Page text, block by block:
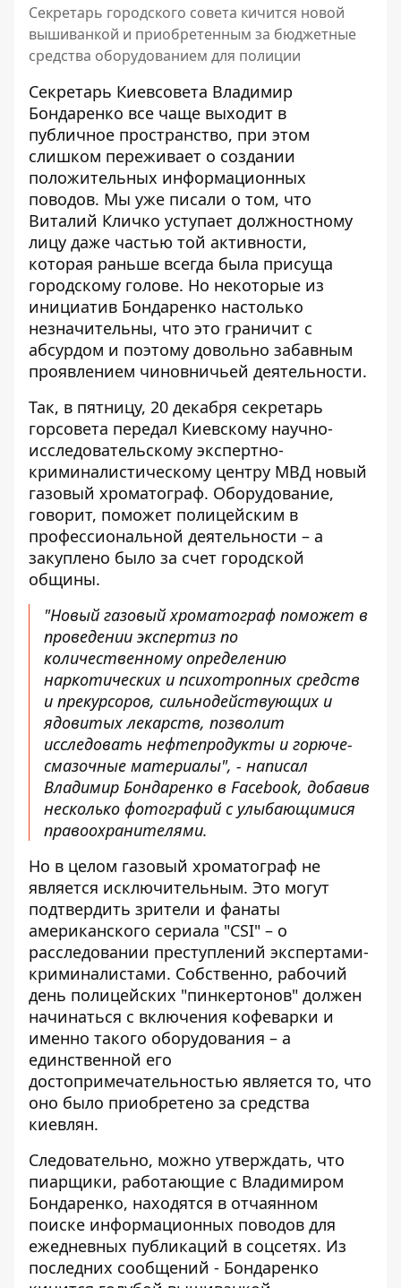
Секретарь городского совета кичится новой
вышиванкой и приобретенным за бюджетные
средства оборудованием для полиции
Секретарь Киевсовета Владимир
Бондаренко все чаще выходит в
публичное пространство, при этом
слишком переживает о создании
положительных информационных
поводов. Мы уже писали о том, что
Виталий Кличко уступает должностному
лицу даже частью той активности,
которая раньше всегда была присуща
городскому голове. Но некоторые из
инициатив Бондаренко настолько
незначительны, что это граничит с
абсурдом и поэтому довольно забавным
проявлением чиновничьей деятельности.
Так, в пятницу, 20 декабря секретарь
горсовета передал Киевскому научно-
исследовательскому экспертно-
криминалистическому центру МВД новый
газовый хроматограф. Оборудование,
говорит, поможет полицейским в
профессиональной деятельности – а
закуплено было за счет городской
общины.
"Новый газовый хроматограф поможет в
проведении экспертиз по
количественному определению
наркотических и психотропных средств
и прекурсоров, сильнодействующих и
ядовитых лекарств, позволит
исследовать нефтепродукты и горюче-
смазочные материалы", - написал
Владимир Бондаренко в Facebook, добавив
несколько фотографий с улыбающимися
правоохранителями.
Но в целом газовый хроматограф не
является исключительным. Это могут
подтвердить зрители и фанаты
американского сериала "CSI" – о
расследовании преступлений экспертами-
криминалистами. Собственно, рабочий
день полицейских "пинкертонов" должен
начинаться с включения кофеварки и
именно такого оборудования – а
единственной его
достопримечательностью является то, что
оно было приобретено за средства
киевлян.
Следовательно, можно утверждать, что
пиарщики, работающие с Владимиром
Бондаренко, находятся в отчаянном
поиске информационных поводов для
ежедневных публикаций в соцсетях. Из
последних сообщений - Бондаренко